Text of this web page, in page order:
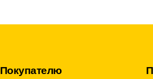
Покупателю